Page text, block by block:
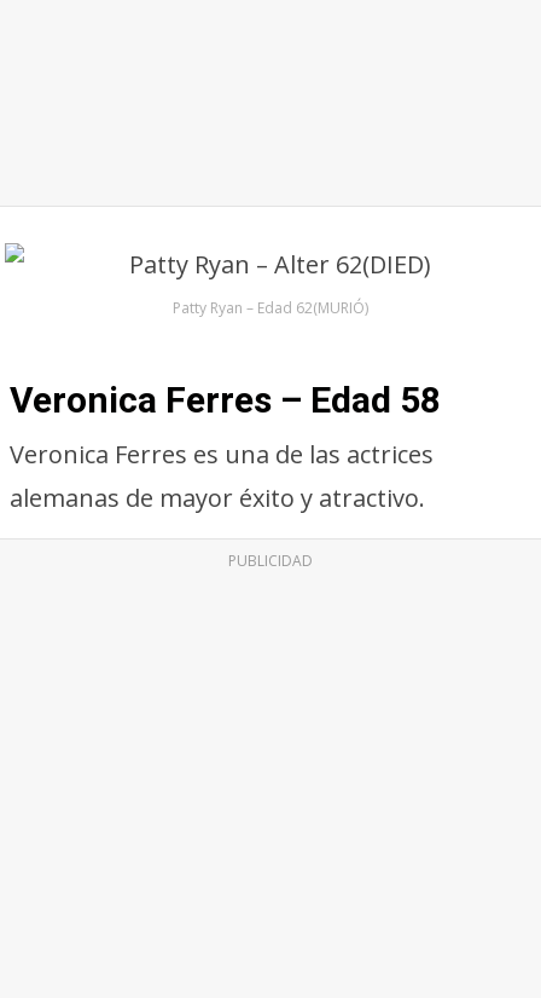
Patty Ryan – Edad 62(MURIÓ)
Veronica Ferres – Edad 58
Veronica Ferres es una de las actrices
alemanas de mayor éxito y atractivo.
PUBLICIDAD